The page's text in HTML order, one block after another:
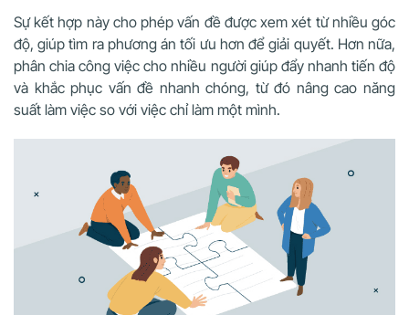
Sự kết hợp này cho phép vấn đề được xem xét từ nhiều góc
độ, giúp tìm ra phương án tối ưu hơn để giải quyết. Hơn nữa,
phân chia công việc cho nhiều người giúp đẩy nhanh tiến độ
và khắc phục vấn đề nhanh chóng, từ đó nâng cao năng
suất làm việc so với việc chỉ làm một mình.